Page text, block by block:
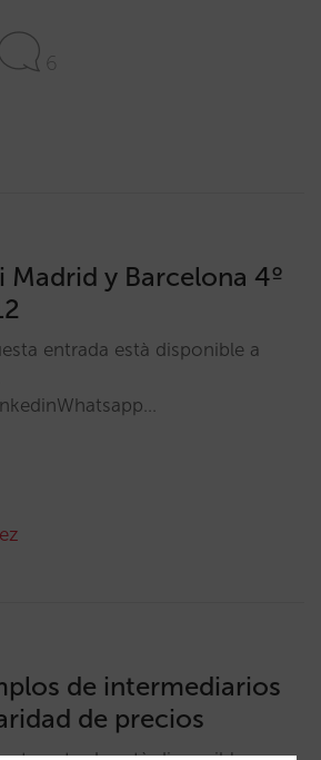
6
y Barcelona 4º
entrada està disponible a
de intermediarios
de precios